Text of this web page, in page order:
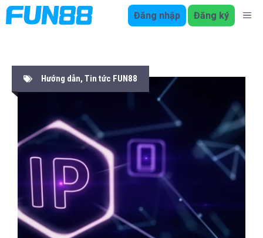
Chuyển
đến
Đăng nhập Đăng ký
Hướng dẫn, Tin tức FUN88